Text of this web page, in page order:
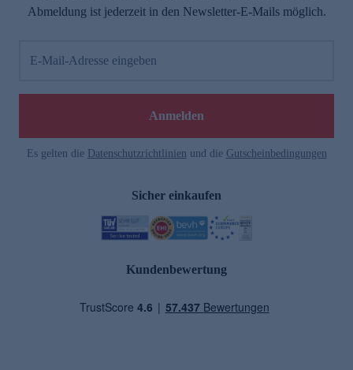
Abmeldung ist jederzeit in den Newsletter-E-Mails möglich.
E-Mail-Adresse eingeben
Anmelden
Es gelten die Datenschutzrichtlinien und die Gutscheinbedingungen
Sicher einkaufen
Kundenbewertung